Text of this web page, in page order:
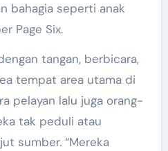
bahagia seperti anak
Page Six.
tangan, berbicara,
tempat area utama di
pelayan lalu juga orang-
tak peduli atau
sumber. “Mereka